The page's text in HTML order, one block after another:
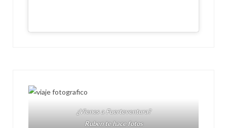
¿Vienes a Fuerteventura?
Ruben te hace fotos